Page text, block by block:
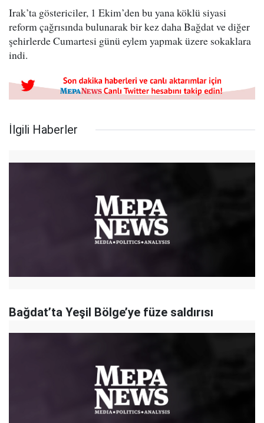
Irak’ta göstericiler, 1 Ekim’den bu yana köklü siyasi
reform çağrısında bulunarak bir kez daha Bağdat ve diğer
şehirlerde Cumartesi günü eylem yapmak üzere sokaklara
indi.
İlgili Haberler
Bağdat’ta Yeşil Bölge’ye füze saldırısı